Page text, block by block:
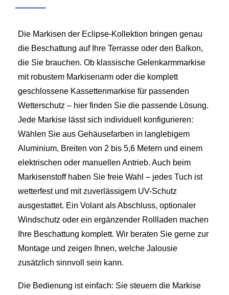
Die Markisen der Eclipse-Kollektion bringen genau
die Beschattung auf Ihre Terrasse oder den Balkon,
die Sie brauchen. Ob klassische Gelenkarmmarkise
mit robustem Markisenarm oder die komplett
geschlossene Kassettenmarkise für passenden
Wetterschutz – hier finden Sie die passende Lösung.
Jede Markise lässt sich individuell konfigurieren:
Wählen Sie aus Gehäusefarben in langlebigem
Aluminium, Breiten von 2 bis 5,6 Metern und einem
elektrischen oder manuellen Antrieb. Auch beim
Markisenstoff haben Sie freie Wahl – jedes Tuch ist
wetterfest und mit zuverlässigem UV-Schutz
ausgestattet. Ein Volant als Abschluss, optionaler
Windschutz oder ein ergänzender Rollladen machen
Ihre Beschattung komplett. Wir beraten Sie gerne zur
Montage und zeigen Ihnen, welche Jalousie
zusätzlich sinnvoll sein kann.
Die Bedienung ist einfach: Sie steuern die Markise